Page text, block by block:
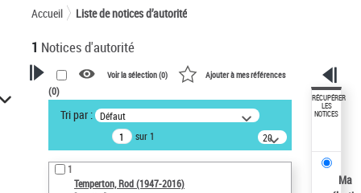
Accueil Liste de notices d’autorité
1 Notices d'autorité
VOTRE RECHERCHE
Recherche avancée dans les
notices d’autorité
Œuvres liées à l'auteur :
Temperton, Rod (1947-2016)
Voir la sélection (0) Ajouter à mes références
(0)
Tri par : Défaut
sur 1
20
résultats/page
1
Temperton, Rod (1947-2016)
RÉCUPÉRER
LES
NOTICES
Ma